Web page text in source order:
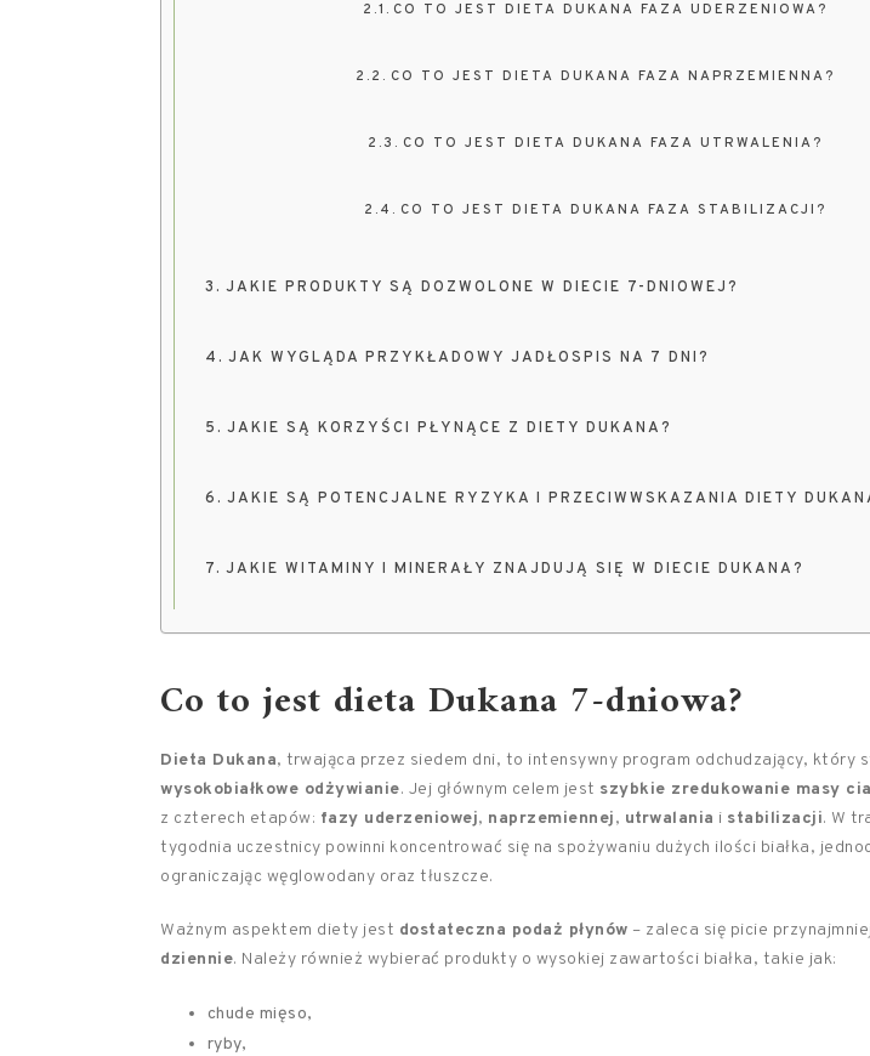
CO TO JEST DIETA DUKANA FAZA UDERZENIOWA?
CO TO JEST DIETA DUKANA FAZA NAPRZEMIENNA?
CO TO JEST DIETA DUKANA FAZA UTRWALENIA?
CO TO JEST DIETA DUKANA FAZA STABILIZACJI?
JAKIE PRODUKTY SĄ DOZWOLONE W DIECIE 7-DNIOWEJ?
JAK WYGLĄDA PRZYKŁADOWY JADŁOSPIS NA 7 DNI?
JAKIE SĄ KORZYŚCI PŁYNĄCE Z DIETY DUKANA?
JAKIE SĄ POTENCJALNE RYZYKA I PRZECIWWSKAZANIA DIETY
JAKIE WITAMINY I MINERAŁY ZNAJDUJĄ SIĘ W DIECIE DUKANA?
Co to jest dieta Dukana 7-dniowa?
Dieta Dukana, trwająca przez siedem dni, to intensywny program odchudzający, który
wysokobiałkowe odżywianie. Jej głównym celem jest szybkie zredukowanie masy
z czterech etapów: fazy uderzeniowej, naprzemiennej, utrwalania i stabilizacji. W
tygodnia uczestnicy powinni koncentrować się na spożywaniu dużych ilości białka,
ograniczając węglowodany oraz tłuszcze.
Ważnym aspektem diety jest dostateczna podaż płynów – zaleca się picie
dziennie. Należy również wybierać produkty o wysokiej zawartości białka, takie jak:
chude mięso,
ryby,